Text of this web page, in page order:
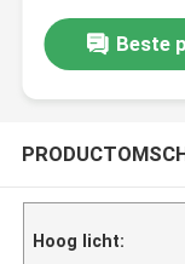
Beste
Hoog licht: